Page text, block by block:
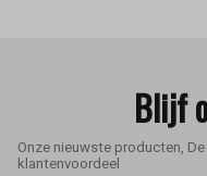
Blijf
Onze nieuwste producten,
klantenvoordeel